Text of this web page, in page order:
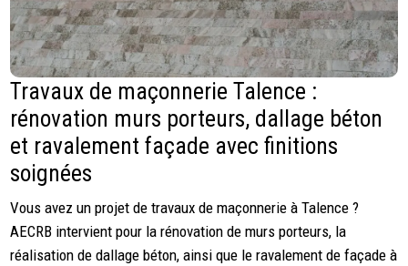
Travaux de maçonnerie Talence :
rénovation murs porteurs, dallage béton
et ravalement façade avec finitions
soignées
Vous avez un projet de travaux de maçonnerie à Talence ?
AECRB intervient pour la rénovation de murs porteurs, la
réalisation de dallage béton, ainsi que le ravalement de façade à